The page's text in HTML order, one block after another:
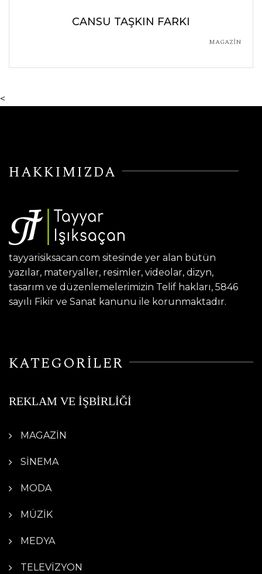
CANSU TAŞKIN FARKI
MAGAZİN
<
HAKKIMIZDA
tayyarisiksacan.com sitesinde yer alan bütün
yazılar, materyaller, resimler, videolar, dizyn,
tasarım ve düzenlemelerimizin Telif hakları, 5846
sayılı Fikir ve Sanat kanunu ile korunmaktadır.
KATEGORİLER
REKLAM VE İŞBİRLİĞİ
MAGAZİN
SİNEMA
MODA
MÜZİK
MEDYA
TELEVİZYON